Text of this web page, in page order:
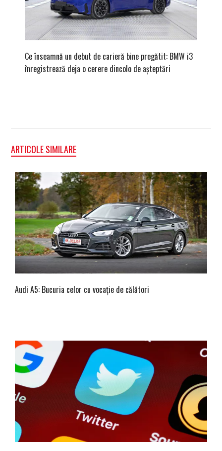
Ce înseamnă un debut de carieră bine pregătit: BMW i3
înregistrează deja o cerere dincolo de așteptări
ARTICOLE SIMILARE
Audi A5: Bucuria celor cu vocație de călători